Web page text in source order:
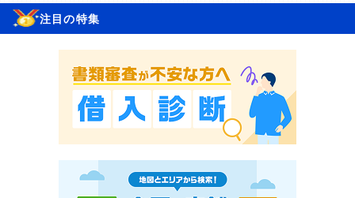
注目の特集